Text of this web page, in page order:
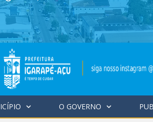
O GOVERNO